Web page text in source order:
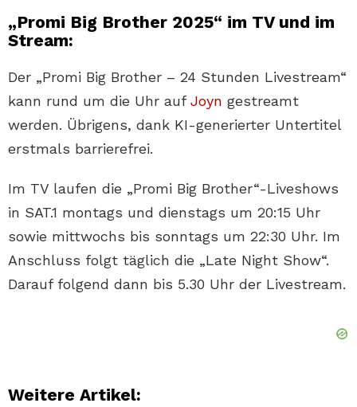
„Promi Big Brother 2025“ im TV und im
Stream:
Der „Promi Big Brother – 24 Stunden Livestream“
kann rund um die Uhr aufJoyn gestreamt
werden. Übrigens, dank KI-generierter Untertitel
erstmals barrierefrei.
Im TV laufen die „Promi Big Brother“-Liveshows
in SAT.1 montags und dienstags um 20:15 Uhr
sowie mittwochs bis sonntags um 22:30 Uhr. Im
Anschluss folgt täglich die „Late Night Show“.
Darauf folgend dann bis 5.30 Uhr der Livestream.
Weitere Artikel: